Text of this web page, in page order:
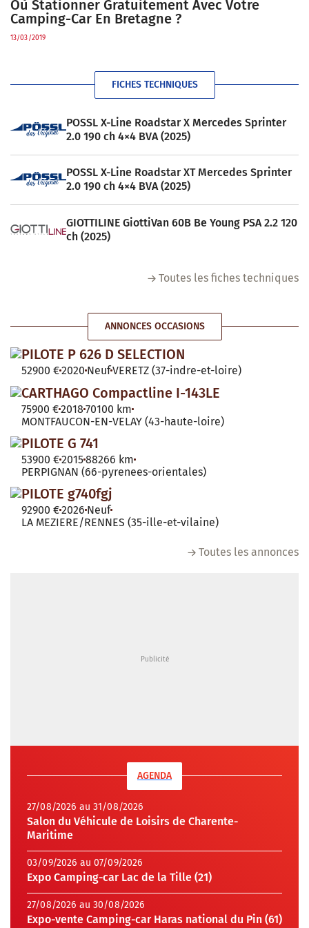
Où Stationner Gratuitement Avec Votre
Camping-Car En Bretagne ?
13/03/2019
FICHES TECHNIQUES
POSSL X-Line Roadstar X Mercedes Sprinter
2.0 190 ch 4×4 BVA (2025)
POSSL X-Line Roadstar XT Mercedes Sprinter
2.0 190 ch 4×4 BVA (2025)
GIOTTILINE GiottiVan 60B Be Young PSA 2.2 120
ch (2025)
Toutes les fiches techniques
ANNONCES OCCASIONS
PILOTE P 626 D SELECTION
52900 €2020 NeufVERETZ (37-indre-et-loire)
CARTHAGO Compactline I-143LE
75900 €2018 70100 km
MONTFAUCON-EN-VELAY (43-haute-loire)
PILOTE G 741
53900 €201588266 km
PERPIGNAN (66-pyrenees-orientales)
PILOTE g740fgj
92900 €2026 Neuf
LA MEZIERE/RENNES (35-ille-et-vilaine)
Toutes les annonces
AGENDA
27/08/2026 au 31/08/2026
Salon du Véhicule de Loisirs de Charente-
Maritime
03/09/2026 au 07/09/2026
Expo Camping-car Lac de la Tille (21)
27/08/2026 au 30/08/2026
Expo-vente Camping-car Haras national du Pin (61)